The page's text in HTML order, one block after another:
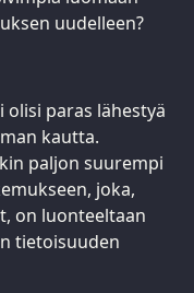
uudelleen?
olisi paras lähestyä
kautta.
paljon suurempi
joka,
on luonteeltaan
tietoisuuden